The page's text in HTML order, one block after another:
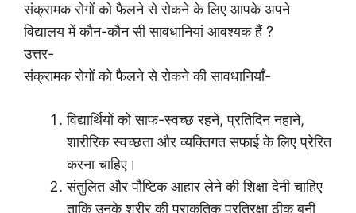
संक्रामक रोगों को फैलने से रोकने के लिए आपके अपने
विद्यालय में कौन-कौन सी सावधानियां आवश्यक हैं ?
उत्तर-
संक्रामक रोगों को फैलने से रोकने की सावधानियाँ-
विद्यार्थियों को साफ-स्वच्छ रहने, प्रतिदिन नहाने,
शारीरिक स्वच्छता और व्यक्तिगत सफाई के लिए प्रेरित
करना चाहिए।
संतुलित और पौष्टिक आहार लेने की शिक्षा देनी चाहिए
ताकि उनके शरीर की प्राकृतिक प्रतिरक्षा ठीक बनी